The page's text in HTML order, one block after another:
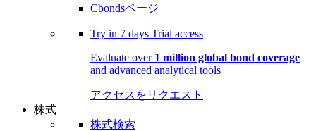
Cbondsページ
Try in 7 days Trial access
Evaluate over 1 million global bond coverage
and advanced analytical tools
アクセスをリクエスト
株式
株式検索